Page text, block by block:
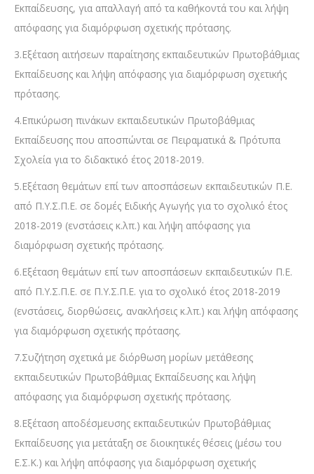
Εκπαίδευσης, για απαλλαγή από τα καθήκοντά του και λήψη
απόφασης για διαμόρφωση σχετικής πρότασης.
3.Εξέταση αιτήσεων παραίτησης εκπαιδευτικών Πρωτοβάθμιας
Εκπαίδευσης και λήψη απόφασης για διαμόρφωση σχετικής
πρότασης.
4.Επικύρωση πινάκων εκπαιδευτικών Πρωτοβάθμιας
Εκπαίδευσης που αποσπώνται σε Πειραματικά & Πρότυπα
Σχολεία για το διδακτικό έτος 2018-2019.
5.Εξέταση θεμάτων επί των αποσπάσεων εκπαιδευτικών Π.Ε.
από Π.Υ.Σ.Π.Ε. σε δομές Ειδικής Αγωγής για το σχολικό έτος
2018-2019 (ενστάσεις κ.λπ.) και λήψη απόφασης για
διαμόρφωση σχετικής πρότασης.
6.Εξέταση θεμάτων επί των αποσπάσεων εκπαιδευτικών Π.Ε.
από Π.Υ.Σ.Π.Ε. σε Π.Υ.Σ.Π.Ε. για το σχολικό έτος 2018-2019
(ενστάσεις, διορθώσεις, ανακλήσεις κ.λπ.) και λήψη απόφασης
για διαμόρφωση σχετικής πρότασης.
7.Συζήτηση σχετικά με διόρθωση μορίων μετάθεσης
εκπαιδευτικών Πρωτοβάθμιας Εκπαίδευσης και λήψη
απόφασης για διαμόρφωση σχετικής πρότασης.
8.Εξέταση αποδέσμευσης εκπαιδευτικών Πρωτοβάθμιας
Εκπαίδευσης για μετάταξη σε διοικητικές θέσεις (μέσω του
Ε.Σ.Κ.) και λήψη απόφασης για διαμόρφωση σχετικής